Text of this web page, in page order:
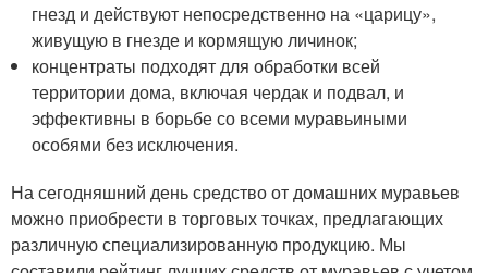
гнезд и действуют непосредственно на «царицу»,
живущую в гнезде и кормящую личинок;
концентраты подходят для обработки всей
территории дома, включая чердак и подвал, и
эффективны в борьбе со всеми муравьиными
особями без исключения.
На сегодняшний день средство от домашних муравьев
можно приобрести в торговых точках, предлагающих
различную специализированную продукцию. Мы